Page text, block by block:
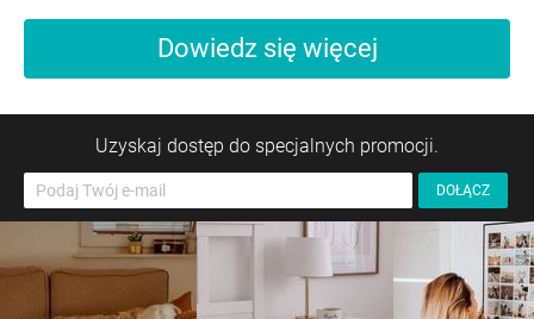
Dowiedz się więcej
Uzyskaj dostęp do specjalnych promocji.